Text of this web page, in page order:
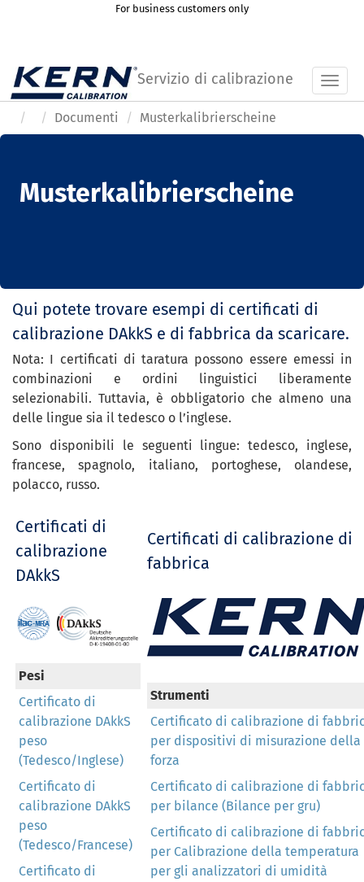
For business customers only
Servizio di calibrazione
Documenti Musterkalibrierscheine
Musterkalibrierscheine
Qui potete trovare esempi di certificati di
calibrazione DAkkS e di fabbrica da scaricare.
Nota: I certificati di taratura possono essere emessi in
combinazioni e ordini linguistici liberamente
selezionabili. Tuttavia, è obbligatorio che almeno una
delle lingue sia il tedesco o l’inglese.
Sono disponibili le seguenti lingue: tedesco, inglese,
francese, spagnolo, italiano, portoghese, olandese,
polacco, russo.
Certificati di
calibrazione
DAkkS
Certificati di calibrazione di
fabbrica
Pesi
Certificato di
calibrazione DAkkS
peso
(Tedesco/Inglese)
Certificato di
calibrazione DAkkS
peso
(Tedesco/Francese)
Certificato di
Strumenti
Certificato di calibrazione di
per dispositivi di misurazione della
forza
Certificato di calibrazione di
per bilance (Bilance per gru)
Certificato di calibrazione di
per Calibrazione della temperatura
per gli analizzatori di umidità